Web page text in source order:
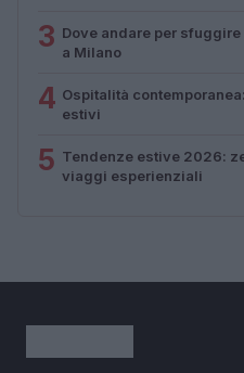
3 Dove andare per
a Milano
4 Ospitalità
estivi
5 Tendenze estive 2026:
viaggi esperienziali